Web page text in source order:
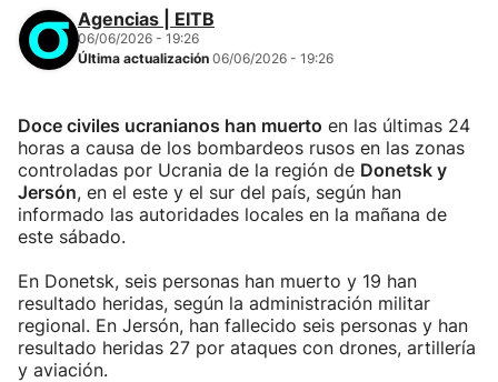
Agencias | EITB
06/06/2026 - 19:26
Última actualización 06/06/2026 - 19:26
Doce civiles ucranianos han muerto en las últimas 24
horas a causa de los bombardeos rusos en las zonas
controladas por Ucrania de la región de Donetsk y
Jersón, en el este y el sur del país, según han
informado las autoridades locales en la mañana de
este sábado.
En Donetsk, seis personas han muerto y 19 han
resultado heridas, según la administración militar
regional. En Jersón, han fallecido seis personas y han
resultado heridas 27 por ataques con drones, artillería
y aviación.